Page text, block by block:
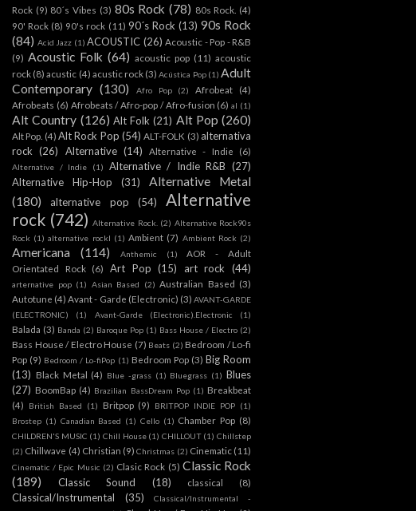
Rock (9) 80´s Vibes (3) 80s Rock (78) 80s Rock. (4)
90' Rock (8) 90's rock (11) 90´s Rock (13) 90s Rock
(84) Acid Jazz (1) ACOUSTIC (26) Acoustic - Pop - R&B
(9) Acoustic Folk (64) acoustic pop (11) acoustic
rock (8) acustic (4) acustic rock (3) Acústica Pop (1) Adult
Contemporary (130) Afro Pop (2) Afrobeat
(4)
Afrobeats (6) Afrobeats / Afro-pop / Afro-fusion (6) al (1)
Alt Country (126) Alt Folk (21) Alt Pop (260)
Alt Pop. (4) Alt Rock Pop (54) ALT-FOLK (3) alternativa
rock (26) Alternative (14) Alternative - Indie (6)
Alternative / Indie (1) Alternative / Indie R&B (27)
Alternative Hip-Hop
(31)
Alternative Metal
(180)
alternative pop (54)
Alternative
rock (742) Alternative Rock. (2) Alternative Rock90s
Rock (1) alternative rockl (1) Ambient (7) Ambient Rock (2)
Americana (114) Anthemic (1)
AOR - Adult
Orientated Rock (6) Art Pop (15) art rock (44)
arternative pop (1) Asian Based (2) Australian Based (3)
Autotune (4) Avant - Garde (Electronic) (3) AVANT-GARDE
(ELECTRONIC)
(1) Avant-Garde (Electronic).Electronic (1)
Balada (3) Banda (2) Baroque Pop (1) Bass House / Electro (2)
Bass House / Electro House (7) Beats (2) Bedroom / Lo-fi
Pop (9) Bedroom / Lo-fiPop (1) Bedroom Pop (3) Big Room
(13) Black Metal (4) Blue -grass (1) Bluegrass (1) Blues
(27) BoomBap (4) Brazilian BassDream Pop (1) Breakbeat
(4)
British Based (1) Britpop (9) BRITPOP INDIE POP (1)
Brostep (1) Canadian Based (1) Cello (1) Chamber Pop (8)
CHILDREN'S MUSIC (1) Chill House (1) CHILLOUT (1) Chillstep
(2) Chillwave (4) Christian (9) Christmas (2) Cinematic (11)
Cinematic / Epic Music (2) Clasic Rock (5) Classic Rock
(189)
Classic Sound (18) classical (8)
Classical/Instrumental (35)
Classical/Instrumental -